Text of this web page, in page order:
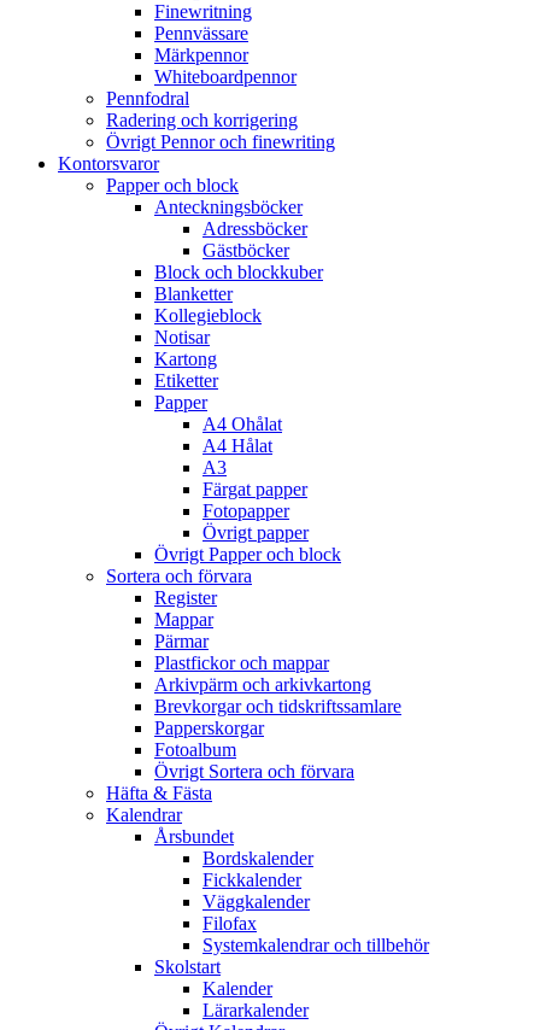
Finewritning
Pennvässare
Märkpennor
Whiteboardpennor
Pennfodral
Radering och korrigering
Övrigt Pennor och finewriting
Kontorsvaror
Papper och block
Anteckningsböcker
Adressböcker
Gästböcker
Block och blockkuber
Blanketter
Kollegieblock
Notisar
Kartong
Etiketter
Papper
A4 Ohålat
A4 Hålat
A3
Färgat papper
Fotopapper
Övrigt papper
Övrigt Papper och block
Sortera och förvara
Register
Mappar
Pärmar
Plastfickor och mappar
Arkivpärm och arkivkartong
Brevkorgar och tidskriftssamlare
Papperskorgar
Fotoalbum
Övrigt Sortera och förvara
Häfta & Fästa
Kalendrar
Årsbundet
Bordskalender
Fickkalender
Väggkalender
Filofax
Systemkalendrar och tillbehör
Skolstart
Kalender
Lärarkalender